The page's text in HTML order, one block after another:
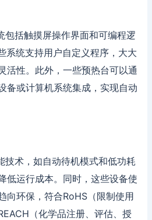
包括触摸屏操作界面和可编程逻
系统支持用户自定义程序，大大
活性。此外，一些预热台可以通
备或计算机系统集成，实现自动
技术，如自动待机模式和低功耗
低运行成本。同时，这些设备使
向环保，符合RoHS（限制使用
（化学品注册、评估、授